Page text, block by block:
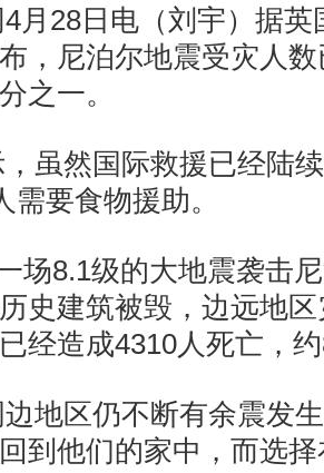
月28日电（刘宇）据
，尼泊尔地震受灾人
之一。
虽然国际救援已经陆
要食物援助。
场8.1级的大地震袭击
史建筑被毁，边远地
经造成4310人死亡，
地区仍不断有余震发
到他们的家中，而选